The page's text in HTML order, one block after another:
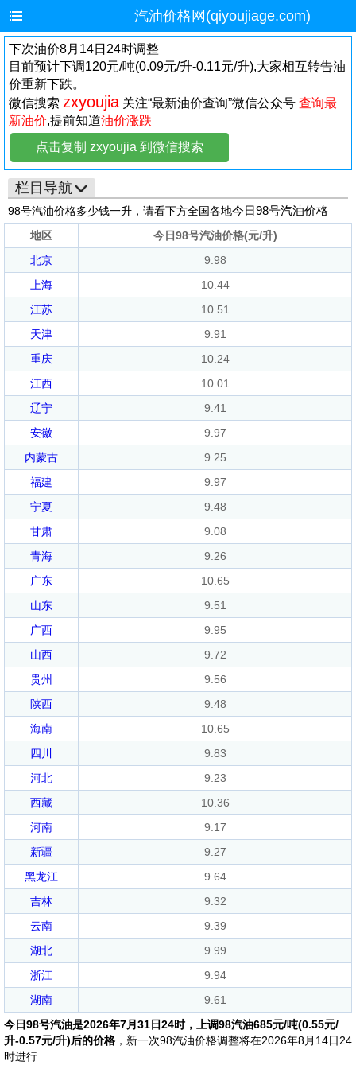
汽油价格网(qiyoujiage.com)
下次油价8月14日24时调整
目前预计下调120元/吨(0.09元/升-0.11元/升),大家相互转告油
价重新下跌。
微信搜索 zxyoujia 关注“最新油价查询”微信公众号 查询最
新油价,提前知道油价涨跌
点击复制 zxyoujia 到微信搜索
栏目导航
98号汽油价格多少钱一升，请看下方全国各地今日98号汽油价格
地区
今日98号汽油价格(元/升)
北京
9.98
上海
10.44
江苏
10.51
天津
9.91
重庆
10.24
江西
10.01
辽宁
9.41
安徽
9.97
内蒙古
9.25
福建
9.97
宁夏
9.48
甘肃
9.08
青海
9.26
广东
10.65
山东
9.51
广西
9.95
山西
9.72
贵州
9.56
陕西
9.48
海南
10.65
四川
9.83
河北
9.23
西藏
10.36
河南
9.17
新疆
9.27
黑龙江
9.64
吉林
9.32
云南
9.39
湖北
9.99
浙江
9.94
湖南
9.61
今日98号汽油是2026年7月31日24时，上调98汽油685元/吨(0.55元/
升-0.57元/升)后的价格 ，新一次98汽油价格调整将在2026年8月14日24
时进行